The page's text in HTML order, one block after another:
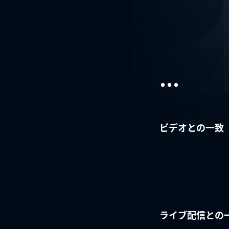
...
ビデオとの一致
ライブ配信との